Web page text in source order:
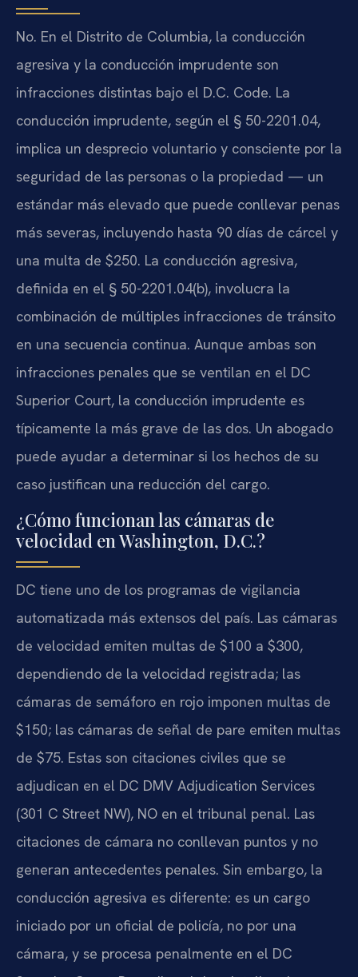
No. En el Distrito de Columbia, la conducción
agresiva y la conducción imprudente son
infracciones distintas bajo el D.C. Code. La
conducción imprudente, según el § 50-2201.04,
implica un desprecio voluntario y consciente por la
seguridad de las personas o la propiedad — un
estándar más elevado que puede conllevar penas
más severas, incluyendo hasta 90 días de cárcel y
una multa de $250. La conducción agresiva,
definida en el § 50-2201.04(b), involucra la
combinación de múltiples infracciones de tránsito
en una secuencia continua. Aunque ambas son
infracciones penales que se ventilan en el DC
Superior Court, la conducción imprudente es
típicamente la más grave de las dos. Un abogado
puede ayudar a determinar si los hechos de su
caso justifican una reducción del cargo.
¿Cómo funcionan las cámaras de
velocidad en Washington, D.C.?
DC tiene uno de los programas de vigilancia
automatizada más extensos del país. Las cámaras
de velocidad emiten multas de $100 a $300,
dependiendo de la velocidad registrada; las
cámaras de semáforo en rojo imponen multas de
$150; las cámaras de señal de pare emiten multas
de $75. Estas son citaciones civiles que se
adjudican en el DC DMV Adjudication Services
(301 C Street NW), NO en el tribunal penal. Las
citaciones de cámara no conllevan puntos y no
generan antecedentes penales. Sin embargo, la
conducción agresiva es diferente: es un cargo
iniciado por un oficial de policía, no por una
cámara, y se procesa penalmente en el DC